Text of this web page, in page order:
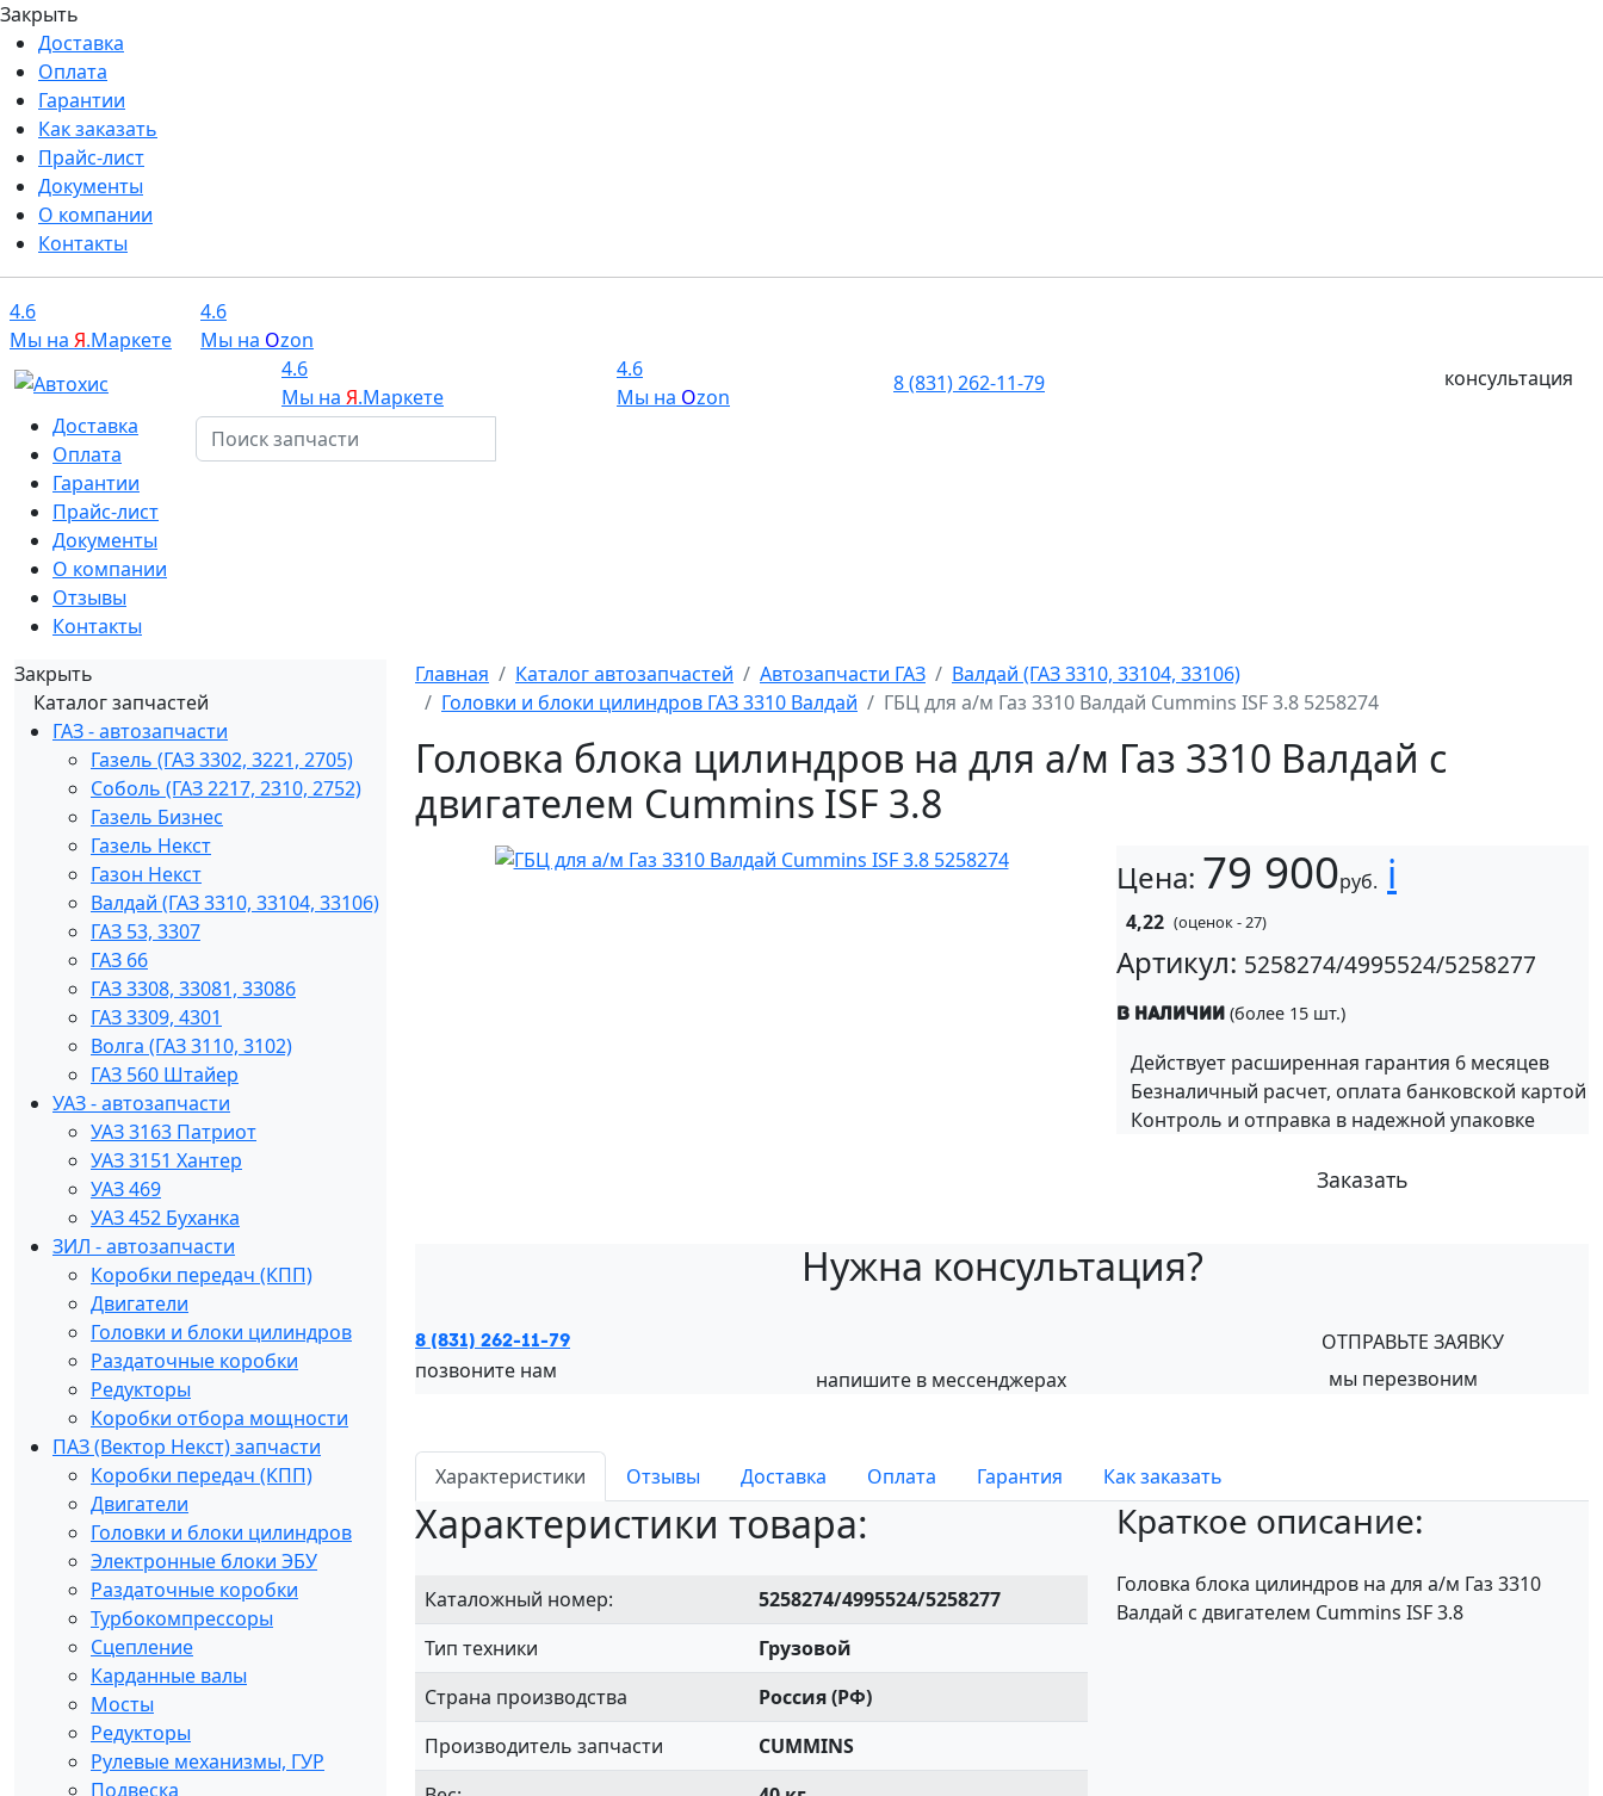
Закрыть
Доставка
Оплата
Гарантии
Как заказать
Прайс-лист
Документы
О компании
Контакты
4.6
Мы на Я.Маркете
4.6
Мы на Ozon
4.6
Мы на Я.Маркете
4.6
Мы на Ozon
8 (831) 262-11-79
консультация
Доставка
Оплата
Гарантии
Прайс-лист
Документы
О компании
Отзывы
Контакты
Закрыть
Каталог запчастей
ГАЗ - автозапчасти
Газель (ГАЗ 3302, 3221, 2705)
Соболь (ГАЗ 2217, 2310, 2752)
Газель Бизнес
Газель Некст
Газон Некст
Валдай (ГАЗ 3310, 33104, 33106)
ГАЗ 53, 3307
ГАЗ 66
ГАЗ 3308, 33081, 33086
ГАЗ 3309, 4301
Волга (ГАЗ 3110, 3102)
ГАЗ 560 Штайер
УАЗ - автозапчасти
УАЗ 3163 Патриот
УАЗ 3151 Хантер
УАЗ 469
УАЗ 452 Буханка
ЗИЛ - автозапчасти
Коробки передач (КПП)
Двигатели
Головки и блоки цилиндров
Раздаточные коробки
Редукторы
Коробки отбора мощности
ПАЗ (Вектор Некст) запчасти
Коробки передач (КПП)
Двигатели
Головки и блоки цилиндров
Электронные блоки ЭБУ
Раздаточные коробки
Турбокомпрессоры
Сцепление
Карданные валы
Мосты
Редукторы
Рулевые механизмы, ГУР
Подвеска
Главная Каталог автозапчастей Автозапчасти ГАЗ
Валдай (ГАЗ 3310, 33104, 33106)
Головки и блоки цилиндров ГАЗ 3310 Валдай
ГБЦ для а/м Газ 3310 Валдай Cummins ISF 3.8 5258274
Головка блока цилиндров на для а/м Газ 3310 Валдай с
двигателем Cummins ISF 3.8
Цена: 79 900руб. i
4,22 (оценок - 27)
Артикул: 5258274/4995524/5258277
В наличии (более 15 шт.)
Действует расширенная гарантия 6 месяцев
Безналичный расчет, оплата банковской картой
Контроль и отправка в надежной упаковке
Заказать
Нужна консультация?
8 (831) 262-11-79
позвоните нам напишите в мессенджерах
ОТПРАВЬТЕ ЗАЯВКУ
мы перезвоним
Характеристики Отзывы Доставка Оплата Гарантия Как заказать
Характеристики товара:
Каталожный номер:
5258274/4995524/5258277
Тип техники
Грузовой
Страна производства
Россия (РФ)
Производитель запчасти
CUMMINS
Краткое описание:
Головка блока цилиндров на для а/м Газ 3310
Валдай с двигателем Cummins ISF 3.8